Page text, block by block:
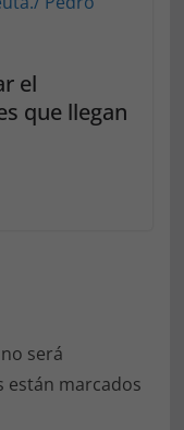
el
que llegan
será
están marcados